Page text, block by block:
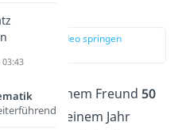
Stelle im Video springen
gibst einem Freund50
dir: „In einem Jahr